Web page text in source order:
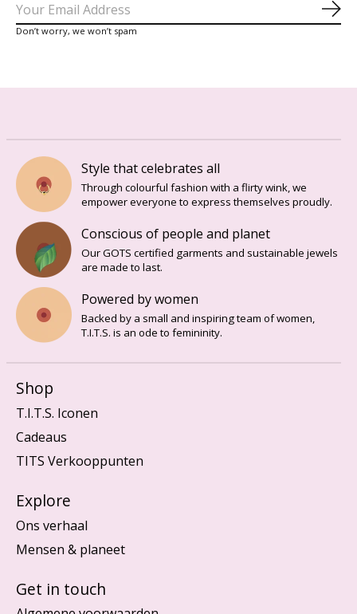
Don’t worry, we won’t spam
Style that celebrates all
Through colourful fashion with a flirty wink, we
empower everyone to express themselves proudly.
Conscious of people and planet
Our GOTS certified garments and sustainable jewels
are made to last.
Powered by women
Backed by a small and inspiring team of women,
T.I.T.S. is an ode to femininity.
Shop
T.I.T.S. Iconen
Cadeaus
TITS Verkooppunten
Explore
Ons verhaal
Mensen & planeet
Get in touch